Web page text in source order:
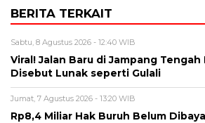
BERITA TERKAIT
Sabtu, 8 Agustus 2026 - 12:40 WIB
Viral! Jalan Baru di Jampang Tengah
Disebut Lunak seperti Gulali
Jumat, 7 Agustus 2026 - 13:20 WIB
Rp8,4 Miliar Hak Buruh Belum